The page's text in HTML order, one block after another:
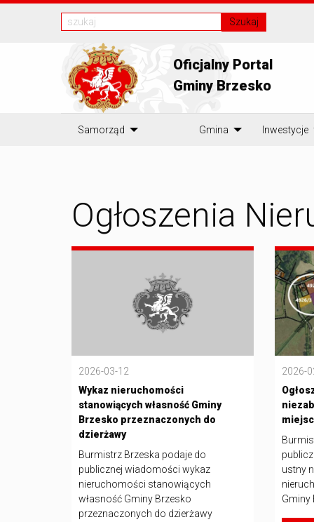
Szukaj
Oficjalny Portal
Gminy Brzesko
Samorząd Gmina Inwestycje
Ogłoszenia
2026-03-12
Wykaz nieruchomości
stanowiących własność Gminy
Brzesko przeznaczonych do
dzierżawy
Burmistrz Brzeska podaje do
publicznej wiadomości wykaz
nieruchomości stanowiących
własność Gminy Brzesko
przeznaczonych do dzierżawy
2026-
ustny
Gminy